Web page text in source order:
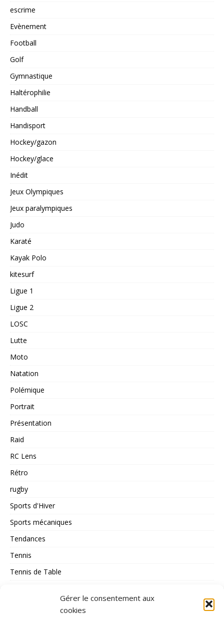
Gérer le consentement aux
cookies
escrime
Evènement
Football
Golf
Gymnastique
Haltérophilie
Handball
Handisport
Hockey/gazon
Hockey/glace
Inédit
Jeux Olympiques
Jeux paralympiques
Judo
Karaté
Kayak Polo
kitesurf
Ligue 1
Ligue 2
LOSC
Lutte
Moto
Natation
Polémique
Portrait
Présentation
Raid
RC Lens
Rétro
rugby
Sports d'Hiver
Sports mécaniques
Tendances
Tennis
Tennis de Table